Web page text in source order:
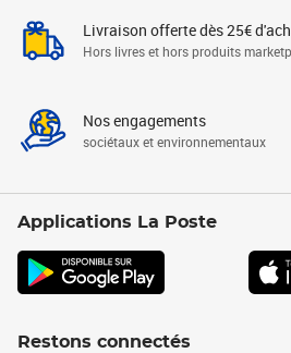
Livraison offerte dès 25€
Hors livres et hors produits
Nos engagements
sociétaux et environnementaux
Applications La Poste
Restons connectés